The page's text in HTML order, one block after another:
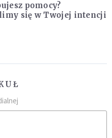
pomocy?
się w Twojej intencji